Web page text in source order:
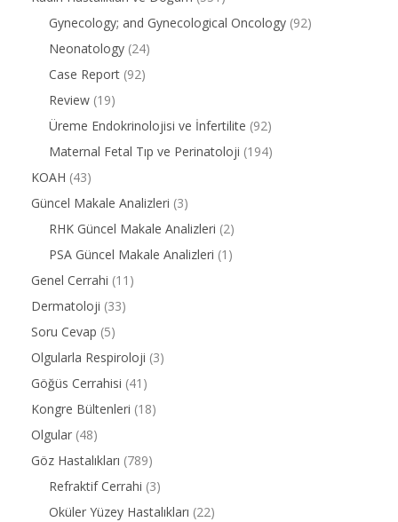
Gynecology; and Gynecological Oncology (92)
Neonatology (24)
Case Report (92)
Review (19)
Üreme Endokrinolojisi ve İnfertilite (92)
Maternal Fetal Tıp ve Perinatoloji (194)
KOAH (43)
Güncel Makale Analizleri (3)
RHK Güncel Makale Analizleri (2)
PSA Güncel Makale Analizleri (1)
Genel Cerrahi (11)
Dermatoloji (33)
Soru Cevap (5)
Olgularla Respiroloji (3)
Göğüs Cerrahisi (41)
Kongre Bültenleri (18)
Olgular (48)
Göz Hastalıkları (789)
Refraktif Cerrahi (3)
Oküler Yüzey Hastalıkları (22)